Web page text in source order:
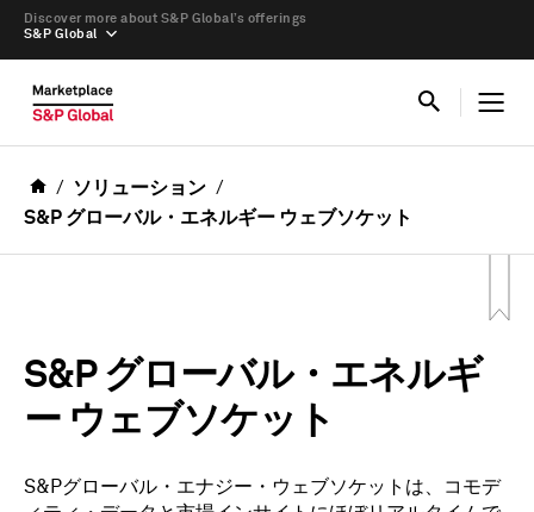
S&P Global
Discover more about S&P Global’s offerings
ソリューション
S&P グローバル・エネルギー ウェブソケット
S&P グローバル・エネルギ
ー ウェブソケット
S&Pグローバル・エナジー・ウェブソケットは、コモデ